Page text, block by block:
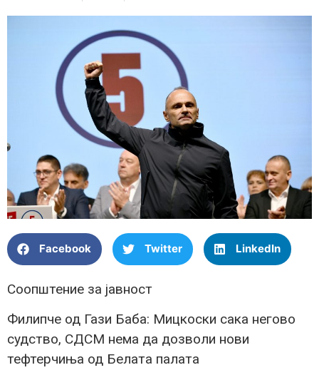
Facebook Twitter LinkedIn
Соопштение за јавност
Филипче од Гази Баба: Мицкоски сака негово
судство, СДСМ нема да дозволи нови
тефтерчиња од Белата палата